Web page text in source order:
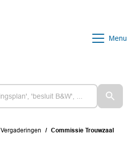
Menu
Vergaderingen Commissie Trouwzaal